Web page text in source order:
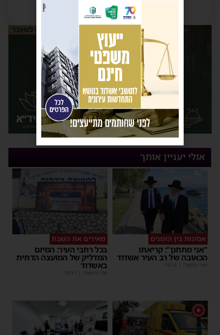
אולי יעניין אותך
אסונות בין הזמנים
"אני מתחנן": קריאתו
הכאובה של רב העיר אשדוד
יוסי יחזקאלי 18:35
מאירים את השבת
בכל רחבי העיר: המיזם
המדליק של המועצה הדתית
באשדוד
יוסי יחזקאלי 18:31
1
פרסומת